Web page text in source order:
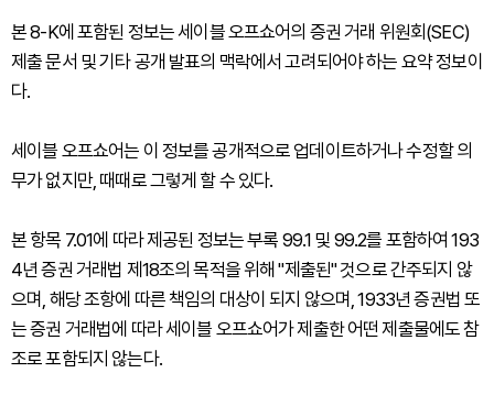
본 8-K에 포함된 정보는 세이블 오프쇼어의 증권 거래 위원회(SEC)
제출 문서 및 기타 공개 발표의 맥락에서 고려되어야 하는 요약 정보이
다.
세이블 오프쇼어는 이 정보를 공개적으로 업데이트하거나 수정할 의
무가 없지만, 때때로 그렇게 할 수 있다.
본 항목 7.01에 따라 제공된 정보는 부록 99.1 및 99.2를 포함하여 193
4년 증권 거래법 제18조의 목적을 위해 "제출된" 것으로 간주되지 않
으며, 해당 조항에 따른 책임의 대상이 되지 않으며, 1933년 증권법 또
는 증권 거래법에 따라 세이블 오프쇼어가 제출한 어떤 제출물에도 참
조로 포함되지 않는다.